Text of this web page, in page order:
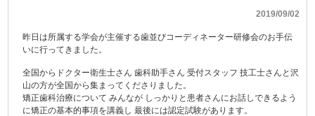
2019/09/02
昨日は所属する学会が主催する歯並びコーディネーター研修会のお手伝
いに行ってきました。
全国からドクター衛生士さん 歯科助手さん 受付スタッフ 技工士さんと沢
山の方が全国から集まってくださりました。
矯正歯科治療について みんなが しっかりと患者さんにお話しできるよう
に矯正の基本的事項を講義し 最後には認定試験があります。